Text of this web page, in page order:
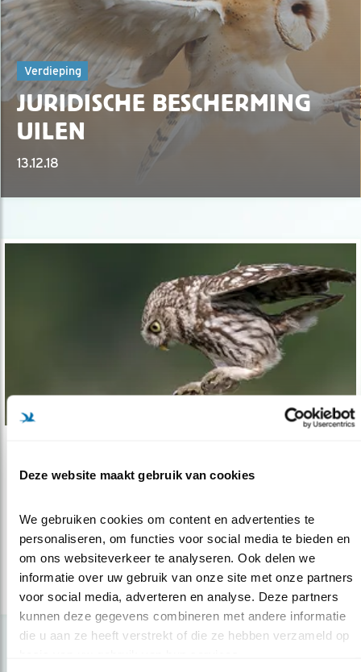
Deze website maakt gebruik van cookies
We gebruiken cookies om content en advertenties te
personaliseren, om functies voor social media te bieden en
om ons websiteverkeer te analyseren. Ook delen we
informatie over uw gebruik van onze site met onze partners
voor social media, adverteren en analyse. Deze partners
kunnen deze gegevens combineren met andere informatie
die u aan ze heeft verstrekt of die ze hebben verzameld op
Verdieping
JURIDISCHE BESCHERMING
UILEN
13.12.18
Het uilenmysterie ontrafeld
wonderlijke wezens!